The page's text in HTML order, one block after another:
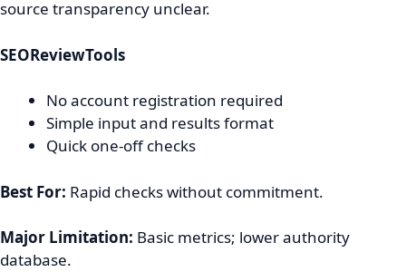
source transparency unclear.
SEOReviewTools
No account registration required
Simple input and results format
Quick one-off checks
Best For: Rapid checks without commitment.
Major Limitation: Basic metrics; lower authority
database.